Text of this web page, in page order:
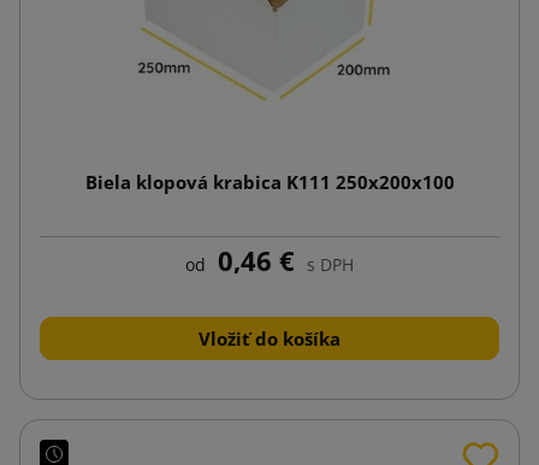
Biela klopová krabica K111 250x200x100
od 0,46 € s DPH
Vložiť do košíka